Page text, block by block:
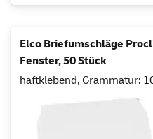
Elco Briefumschläge
Fenster, 50 Stück
haftklebend, Grammatur: